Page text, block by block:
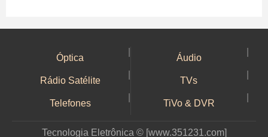
Óptica Áudio
Rádio Satélite TVs
Telefones TiVo & DVR
Tecnologia Eletrônica © [www.351231.com]